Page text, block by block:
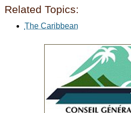
Related Topics:
The Caribbean